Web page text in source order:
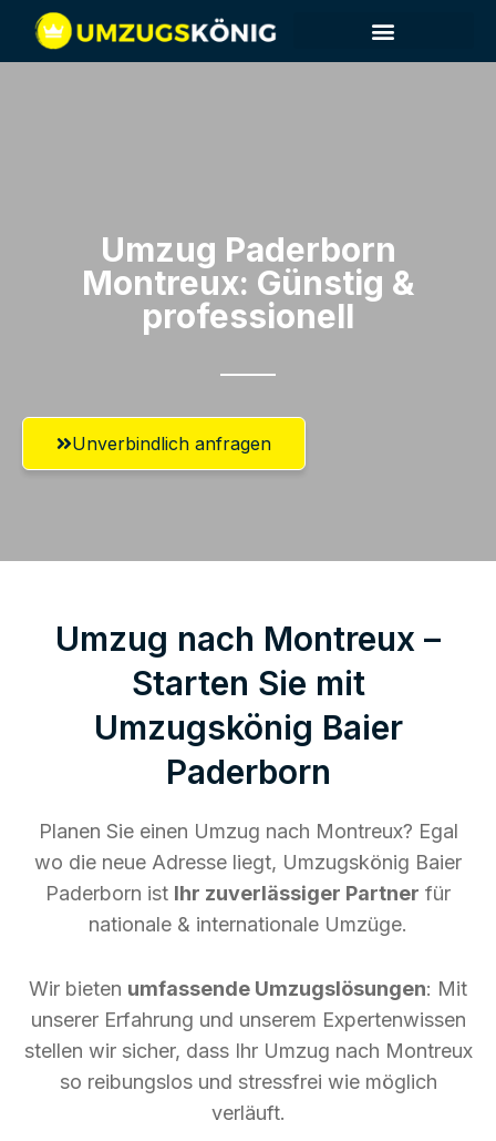
Umzug Paderborn​
Montreux: Günstig &
professionell​
Unverbindlich anfragen
Umzug nach Montreux –
Starten Sie mit
Umzugskönig Baier
Paderborn
Planen Sie einen Umzug nach Montreux? Egal
wo die neue Adresse liegt, Umzugskönig Baier
Paderborn ist Ihr zuverlässiger Partner für
nationale & internationale Umzüge.
Wir bieten umfassende Umzugslösungen: Mit
unserer Erfahrung und unserem Expertenwissen
stellen wir sicher, dass Ihr Umzug nach Montreux
so reibungslos und stressfrei wie möglich
verläuft.